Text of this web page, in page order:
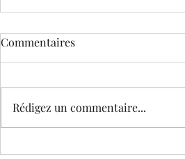
Commentaires
Rédigez un commentaire...